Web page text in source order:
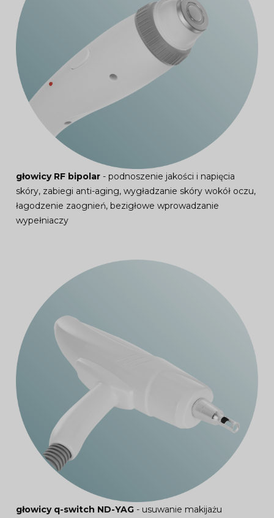
głowicy RF bipolar - podnoszenie jakości i napięcia
skóry, zabiegi anti-aging, wygładzanie skóry wokół oczu,
łagodzenie zaognień, bezigłowe wprowadzanie
wypełniaczy
głowicy q-switch ND-YAG - usuwanie makijażu